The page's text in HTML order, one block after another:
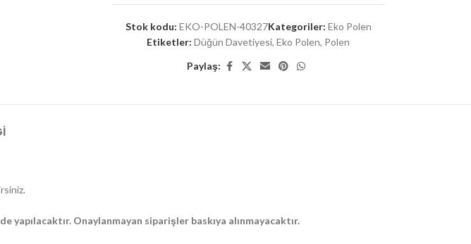
Stok kodu: EKO-POLEN-40327Kategoriler: Eko Polen
Etiketler: Düğün Davetiyesi, Eko Polen, Polen
Paylaş:
yapılacaktır. Onaylanmayan siparişler baskıya alınmayacaktır.